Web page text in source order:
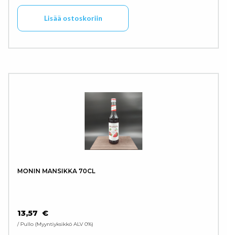
Lisää ostoskoriin
MONIN MANSIKKA 70CL
13,57 €
/ Pullo Myyntiyksikkö ALV 0%